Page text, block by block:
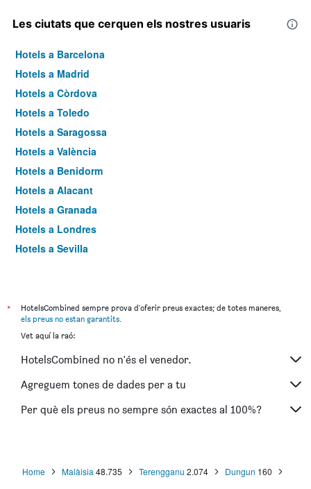
Les ciutats que cerquen els nostres usuaris
Hotels a Barcelona
Hotels a Madrid
Hotels a Còrdova
Hotels a Toledo
Hotels a Saragossa
Hotels a València
Hotels a Benidorm
Hotels a Alacant
Hotels a Granada
Hotels a Londres
Hotels a Sevilla
*
HotelsCombined sempre prova d'oferir preus exactes; de totes maneres,
els preus no estan garantits.
Vet aquí la raó:
HotelsCombined no n'és el venedor.
Agreguem tones de dades per a tu
Per què els preus no sempre són exactes al 100%?
Home Malàisia 48.735 Terengganu 2.074 Dungun 160